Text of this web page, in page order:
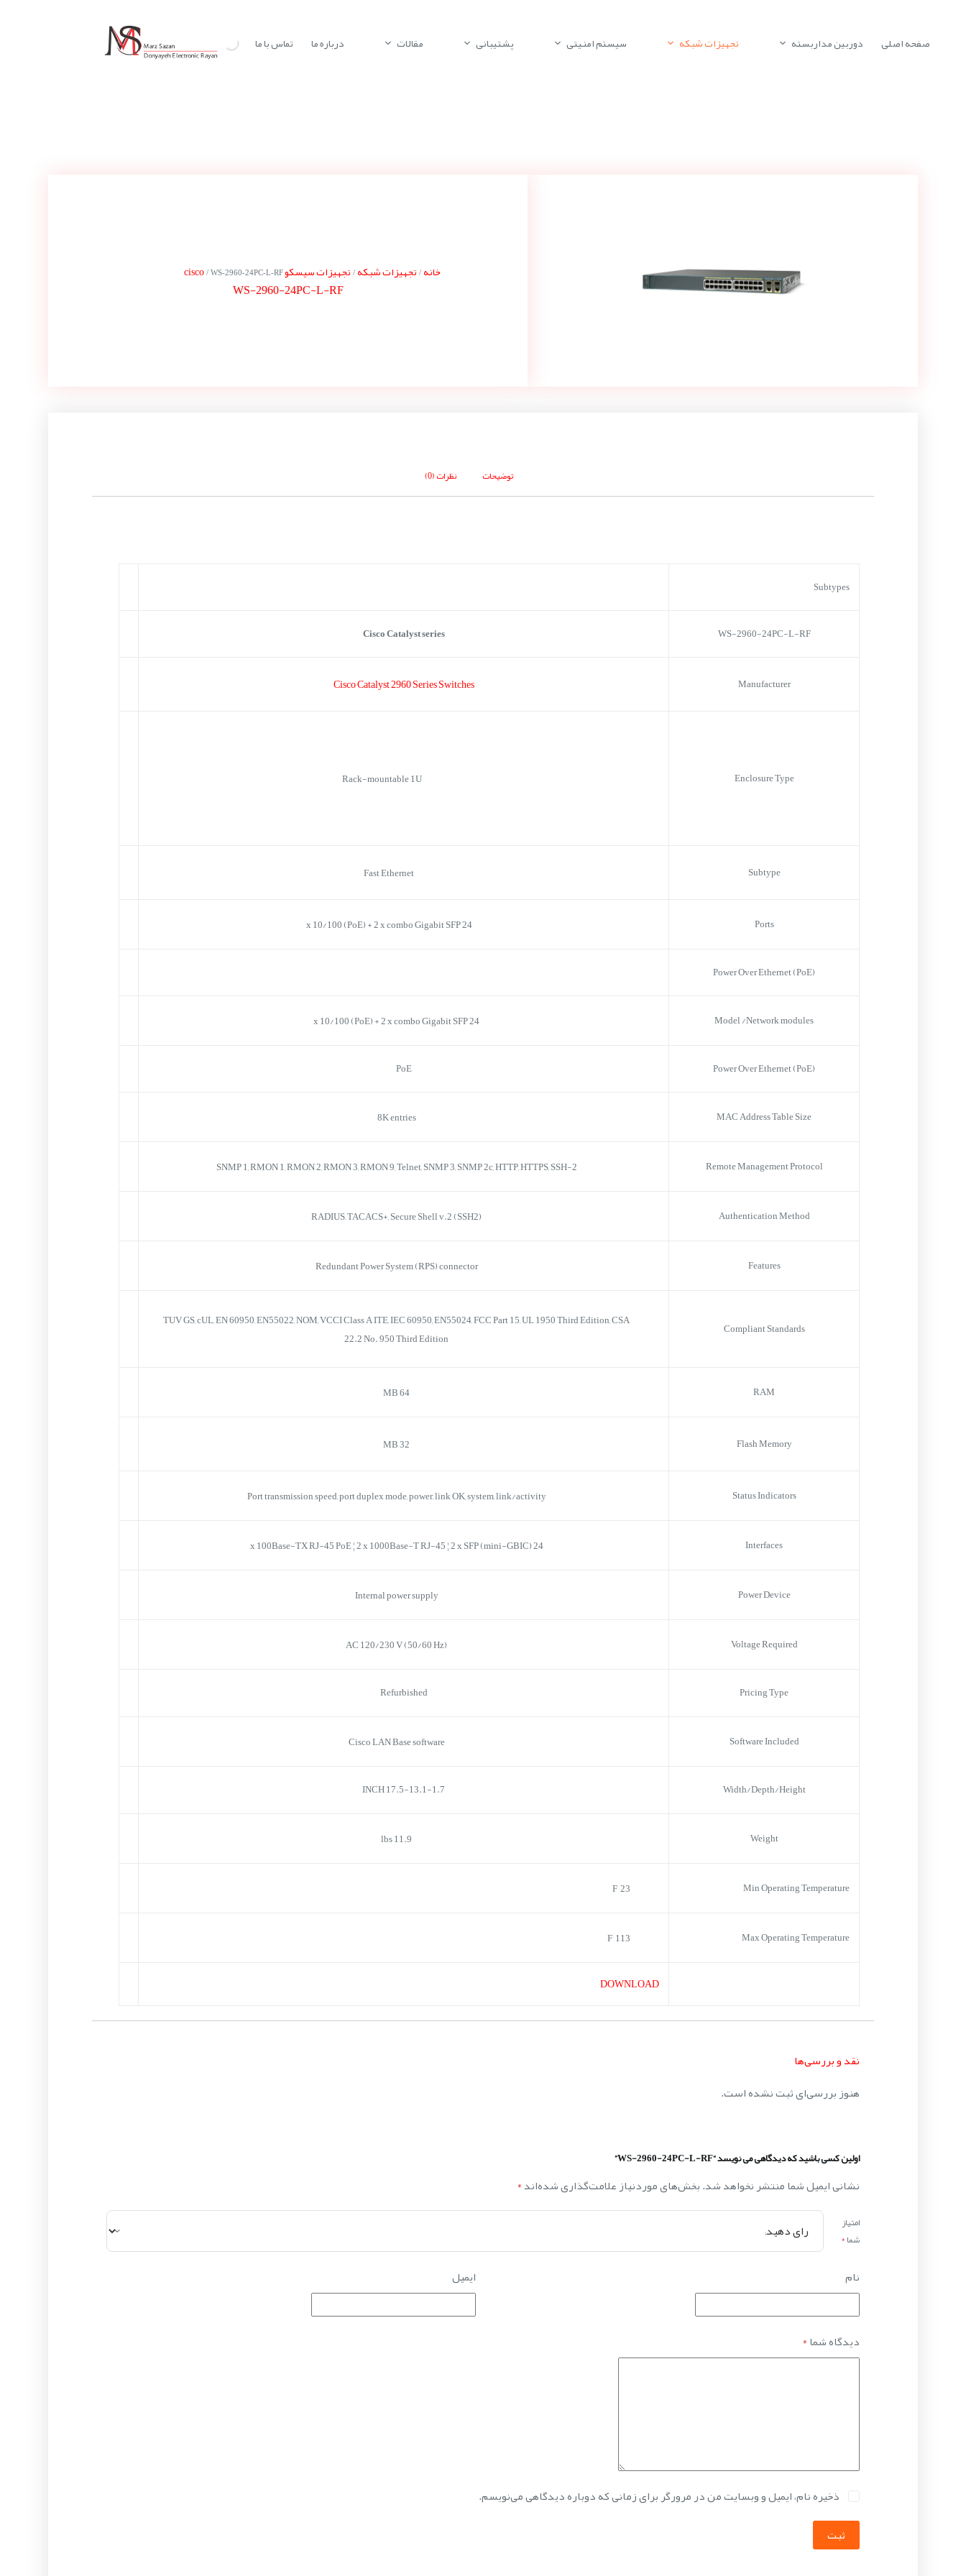
صفحه اصلی دوربین مداربسته تجهیزات شبکه سیستم امنیتی پشتیبانی مقالات درباره ما تماس با ما
خانه/ تجهیزات شبکه/ تجهیزات سیسکو cisco/ WS-2960-24PC-L-RF
WS-2960-24PC-L-RF
توضیحات نظرات (0)
Subtypes
WS-2960-24PC-L-RF
Cisco Catalyst series
Manufacturer
Cisco Catalyst 2960 Series Switches
Enclosure Type
Rack-mountable 1U
Subtype
Fast Ethernet
Ports
24 x 10/100 (PoE) + 2 x combo Gigabit SFP
Power Over Ethernet (PoE)
Model /Network modules
24 x 10/100 (PoE) + 2 x combo Gigabit SFP
Power Over Ethernet (PoE)
PoE
MAC Address Table Size
8K entries
Remote Management Protocol
SNMP 1, RMON 1, RMON 2, RMON 3, RMON 9, Telnet, SNMP 3, SNMP 2c, HTTP, HTTPS, SSH-2
Authentication Method
RADIUS, TACACS+, Secure Shell v.2 (SSH2)
Features
Redundant Power System (RPS) connector
Compliant Standards
TUV GS, cUL, EN 60950, EN55022, NOM, VCCI Class A ITE, IEC 60950, EN55024, FCC Part 15, UL 1950 Third Edition, CSA
22.2 No. 950 Third Edition
RAM
64 MB
Flash Memory
32 MB
Status Indicators
Port transmission speed, port duplex mode, power, link OK, system, link/activity
Interfaces
24 x 100Base-TX RJ-45 PoE ¦ 2 x 1000Base-T RJ-45 ¦ 2 x SFP (mini-GBIC)
Power Device
Internal power supply
Voltage Required
AC 120/230 V (50/60 Hz)
Pricing Type
Refurbished
Software Included
Cisco LAN Base software
Width/Depth/Height
17.5-13.1-1.7 INCH
Weight
11.9 lbs
Min Operating Temperature
23 °F
Max Operating Temperature
113 °F
DOWNLOAD
نقد و بررسی‌ها
هنوز بررسی‌ای ثبت نشده است.
اولین کسی باشید که دیدگاهی می نویسد “WS-2960-24PC-L-RF”
نشانی ایمیل شما منتشر نخواهد شد.بخش‌های موردنیاز علامت‌گذاری شده‌اند*
امتیاز
شما*
نام ایمیل
دیدگاه شما*
ذخیره نام، ایمیل و وبسایت من در مرورگر برای زمانی که دوباره دیدگاهی می‌نویسم.
ثبت